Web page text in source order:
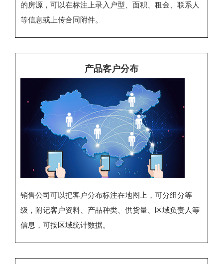
的房源，可以在标注上录入户型、面积、租金、联系人
等信息或上传合同附件。
产品客户分布
销售公司可以把客户分布标注在地图上，可分组分等
级，附记客户资料、产品种类、供货量、区域负责人等
信息，可按区域统计数据。